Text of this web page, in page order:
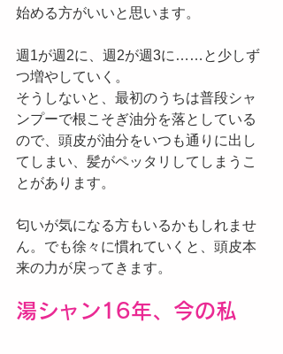
始める方がいいと思います。
週1が週2に、週2が週3に……と少しず
つ増やしていく。
そうしないと、最初のうちは普段シャ
ンプーで根こそぎ油分を落としている
ので、頭皮が油分をいつも通りに出し
てしまい、髪がペッタリしてしまうこ
とがあります。
匂いが気になる方もいるかもしれませ
ん。でも徐々に慣れていくと、頭皮本
来の力が戻ってきます。
湯シャン16年、今の私